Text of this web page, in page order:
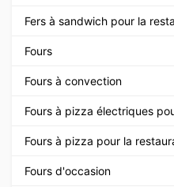
Fers à sandwich pour la
Fours
Fours à convection
Fours à pizza électriques
Fours à pizza pour la
Fours d'occasion